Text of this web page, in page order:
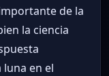
de la
la ciencia
en el